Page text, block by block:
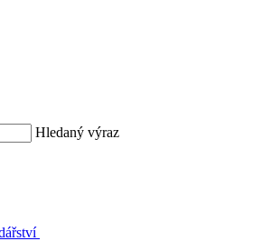
Hledaný výraz